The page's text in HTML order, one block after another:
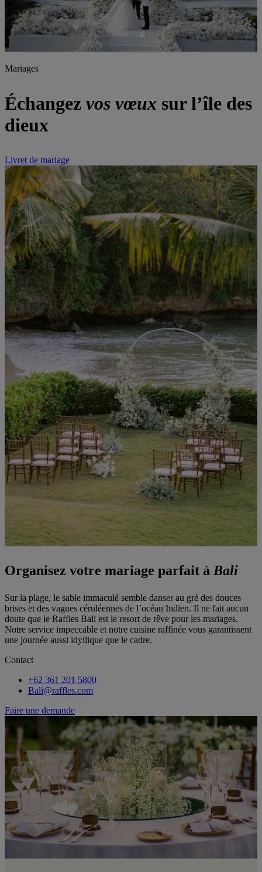
Mariages
Échangez vos vœux sur l’île des
dieux
Livret de mariage
Organisez votre mariage parfait à Bali
Sur la plage, le sable immaculé semble danser au gré des douces
brises et des vagues céruléennes de l’océan Indien. Il ne fait aucun
doute que le Raffles Bali est le resort de rêve pour les mariages.
Notre service impeccable et notre cuisine raffinée vous garantissent
une journée aussi idyllique que le cadre.
Contact
+62 361 201 5800
Bali@raffles.com
Faire une demande